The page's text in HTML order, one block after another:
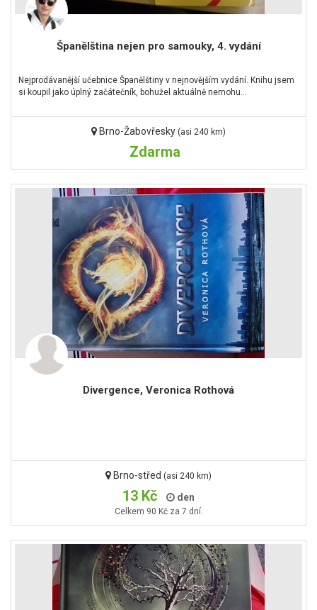
Španělština nejen pro samouky, 4. vydání
Nejprodávanější učebnice Španělštiny v nejnovějším vydání. Knihu jsem
si koupil jako úplný začátečník, bohužel aktuálně nemohu…
Brno-Žabovřesky (asi 240 km)
Zdarma
Divergence, Veronica Rothová
Brno-střed (asi 240 km)
13 Kč den
Celkem 90 Kč za 7 dní.